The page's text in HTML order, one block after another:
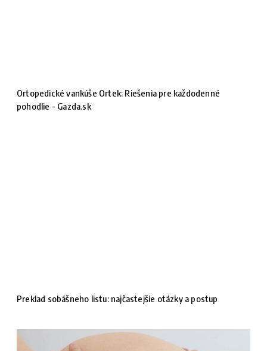
Ortopedické vankúše Ortek: Riešenia pre každodenné
pohodlie - Gazda.sk
Preklad sobášneho listu: najčastejšie otázky a postup